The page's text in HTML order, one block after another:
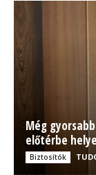
Még
előtérbe
Biztosítók